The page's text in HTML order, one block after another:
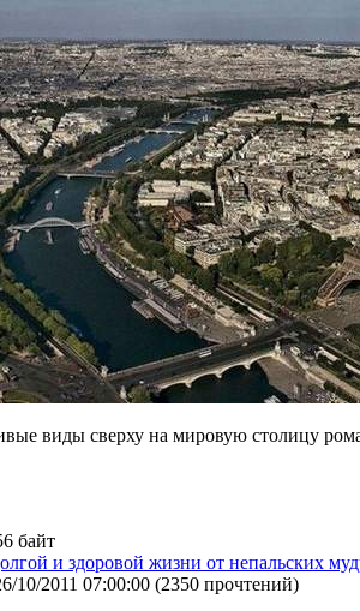
виды сверху на мировую столицу
байт
и здоровой жизни от непальских
10/2011 07:00:00 (2350 прочтений)